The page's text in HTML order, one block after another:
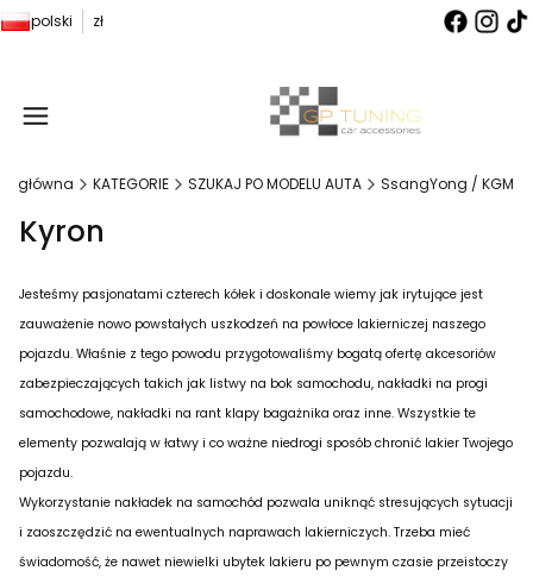
polski zł
główna KATEGORIE SZUKAJ PO MODELU AUTA SsangYong / KGM
Kyron
Jesteśmy pasjonatami czterech kółek i doskonale wiemy jak irytujące jest
zauważenie nowo powstałych uszkodzeń na powłoce lakierniczej naszego
pojazdu. Właśnie z tego powodu przygotowaliśmy bogatą ofertę akcesoriów
zabezpieczających takich jak listwy na bok samochodu, nakładki na progi
samochodowe, nakładki na rant klapy bagażnika oraz inne. Wszystkie te
elementy pozwalają w łatwy i co ważne niedrogi sposób chronić lakier Twojego
pojazdu.
Wykorzystanie nakładek na samochód pozwala uniknąć stresujących sytuacji
i zaoszczędzić na ewentualnych naprawach lakierniczych. Trzeba mieć
świadomość, że nawet niewielki ubytek lakieru po pewnym czasie przeistoczy